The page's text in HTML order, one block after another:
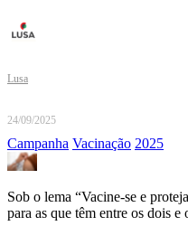
Lusa
24/09/2025
Campanha Vacinação 2025
Sob o lema “Vacine-se e
para as que têm entre os dois